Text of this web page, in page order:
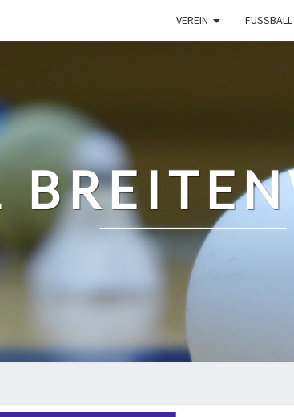
VEREIN FUSSBALL